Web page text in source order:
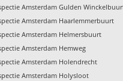
Amsterdam Gulden
Amsterdam Haarlemmerbuurt
Amsterdam Helmersbuurt
Amsterdam Hemweg
Amsterdam Holendrecht
Amsterdam Holysloot